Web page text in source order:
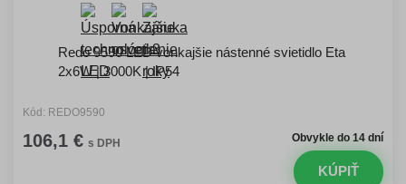
Redo 9590 LED vonkajšie nástenné svietidlo Eta
2x6W | 3000K | IP54
Kód: REDO9590
Obvykle do 14 dní
106,1 € s DPH
KÚPIŤ